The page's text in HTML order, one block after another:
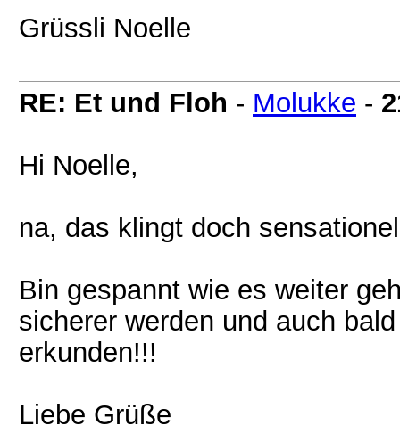
Grüssli Noelle
RE: Et und Floh - Molukke -
Hi Noelle,
na, das klingt doch
Bin gespannt wie es weiter
sicherer werden und auch
erkunden!!!
Liebe Grüße